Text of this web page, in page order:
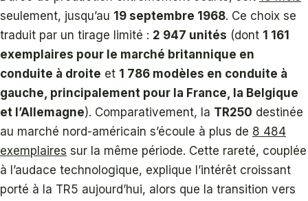
seulement, jusqu’au 19 septembre 1968. Ce choix se
traduit par un tirage limité : 2 947 unités (dont 1 161
exemplaires pour le marché britannique en
conduite à droite et 1 786 modèles en conduite à
gauche, principalement pour la France, la Belgique
et l’Allemagne). Comparativement, la TR250 destinée
au marché nord-américain s’écoule à plus de 8 484
exemplaires sur la même période. Cette rareté, couplée
à l’audace technologique, explique l’intérêt croissant
porté à la TR5 aujourd’hui, alors que la transition vers